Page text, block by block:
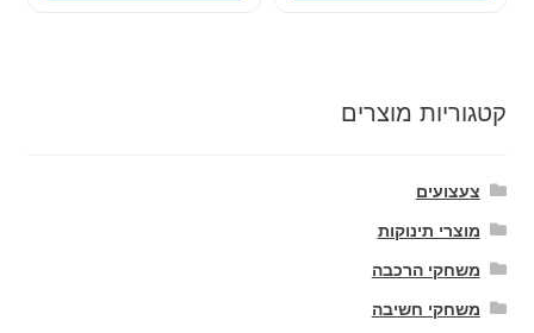
קטגוריות מוצרים
צעצועים
מוצרי תינוקות
משחקי הרכבה
משחקי חשיבה